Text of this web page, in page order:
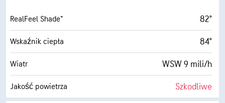
RealFeel Shade™ 82°
Wskaźnik ciepła 84°
Wiatr WSW 9 mili/h
Jakość powietrza Szkodliwe